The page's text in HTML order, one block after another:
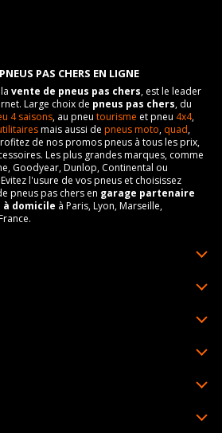
PAS CHERS EN LIGNE
vente de pneus pas chers, est le leader
Large choix de pneus pas chers, du
4 saisons, au pneu tourisme et pneu 4x4,
mais aussi de pneus moto, quad,
de nos promos pneus à tous les prix,
Les plus grandes marques, comme
Goodyear, Dunlop, Continental ou
l'usure de vos pneus et choisissez
pneus pas chers en garage partenaire
à domicile à Paris, Lyon, Marseille,